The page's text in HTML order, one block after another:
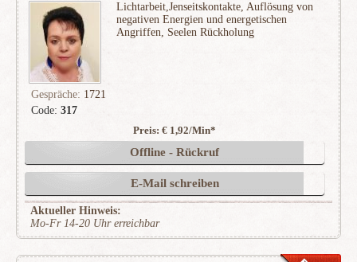
Code: 317
Lichtarbeit,Jenseitskontakte, Auflösung von
negativen Energien und energetischen
Angriffen, Seelen Rückholung
Gespräche: 1721
(297)
Preis: € 1,92/Min*
Offline - Rückruf
E-Mail schreiben
Aktueller Hinweis:
Mo-Fr 14-20 Uhr erreichbar